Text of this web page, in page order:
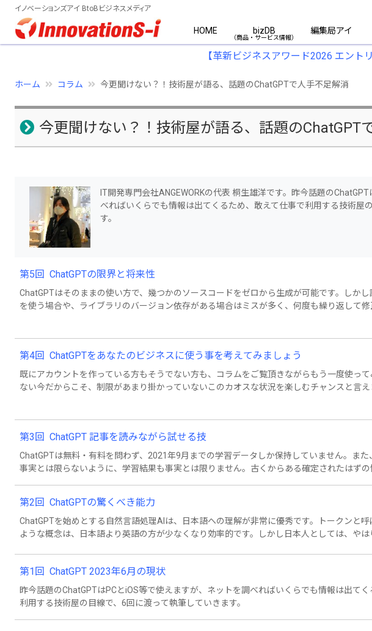
イノベーションズアイ BtoBビジネスメディア
HOME bizDB 編集局アイ
【革新ビジネスアワード2026 エント
ホーム コラム 今更聞けない？！技術屋が語る、話題のChatGPTで人手不足解消
今更聞けない？！技術屋が語る、話題のChatGPT
IT開発専門会社ANGEWORKの代表 桐生雄洋です。昨今話題の
べればいくらでも情報は出てくるため、敢えて仕事で利用する技術屋
す。
第5回 ChatGPTの限界と将来性
ChatGPTはそのままの使い方で、幾つかのソースコードをゼロから生成が可能です。しか
を使う場合や、ライブラリのバージョン依存がある場合はミスが多く、何度も繰り返して
第4回 ChatGPTをあなたのビジネスに使う事を考えてみましょう
既にアカウントを作っている方もそうでない方も、コラムをご覧頂きながらもう一度使っ
ない今だからこそ、制限があまり掛かっていないこのカオスな状況を楽しむチャンスと言え
第3回 ChatGPT 記事を読みながら試せる技
ChatGPTは無料・有料を問わず、2021年9月までの学習データしか保持していません。また
事実とは限らないように、学習結果も事実とは限りません。古くからある確定されたはず
第2回 ChatGPTの驚くべき能力
ChatGPTを始めとする自然言語処理AIは、日本語への理解が非常に優秀です。トークンと
ような概念は、日本語より英語の方が少なくなり効率的です。しかし日本人としては、や
第1回 ChatGPT 2023年6月の現状
昨今話題のChatGPTはPCとiOS等で使えますが、ネットを調べればいくらでも情報は出て
利用する技術屋の目線で、6回に渡って執筆していきます。